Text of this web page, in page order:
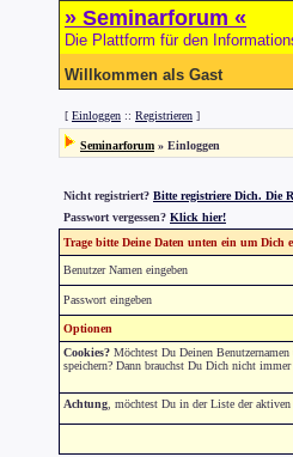
» Seminarforum «
Die Plattform für den
Willkommen als Gast
[ Einloggen :: Registrieren ]
Seminarforum » Einloggen
Nicht registriert? Bitte registriere Dich. Die
Passwort vergessen? Klick hier!
Trage bitte Deine Daten unten ein um Dich
Benutzer Namen eingeben
Passwort eingeben
Optionen
Cookies? Möchtest Du Deinen
speichern? Dann brauchst Du Dich nicht
Achtung , möchtest Du in der Liste der aktiven